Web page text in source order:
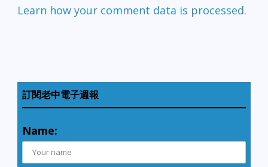
Learn how your comment data is processed.
訂閱老中電子週報
Name: